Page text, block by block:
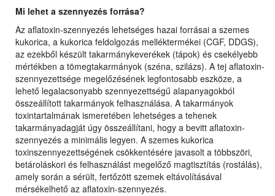
Mi lehet a szennyezés forrása?
Az aflatoxin-szennyezés lehetséges hazai forrásai a szemes
kukorica, a kukorica feldolgozás melléktermékei (CGF, DDGS),
az ezekből készült takarmánykeverékek (tápok) és csekélyebb
mértékben a tömegtakarmányok (széna, szilázs). A tej aflatoxin-
szennyezettsége megelőzésének legfontosabb eszköze, a
lehető legalacsonyabb szennyezettségű alapanyagokból
összeállított takarmányok felhasználása. A takarmányok
toxintartalmának ismeretében lehetséges a tehenek
takarmányadagját úgy összeállítani, hogy a bevitt aflatoxin-
szennyezés a minimális legyen. A szemes kukorica
toxinszennyezettségének csökkentésére javasolt a többszöri,
betároláskori és felhasználást megelőző magtisztítás (rostálás),
amely során a sérült, fertőzött szemek eltávolításával
mérsékelhető az aflatoxin-szennyezés.